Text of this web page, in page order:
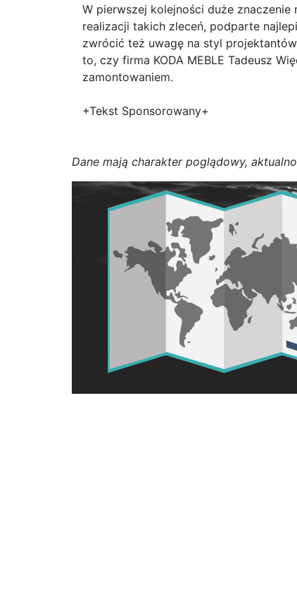
W pierwszej kolejności duże
realizacji takich zleceń, podparte
zwrócić też uwagę na styl
to, czy firma KODA MEBLE Tadeusz
zamontowaniem.
+Tekst Sponsorowany+
Dane mają charakter poglądowy, aktualno